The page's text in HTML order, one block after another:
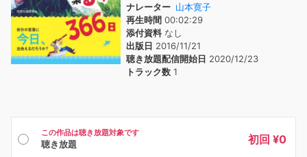
ナレーター 山本寛子
再生時間 00:02:29
添付資料なし
出版日 2016/11/21
聴き放題配信開始日 2020/12/23
トラック数 1
この作品は聴き放題対象です
聴き放題 初回 ¥0